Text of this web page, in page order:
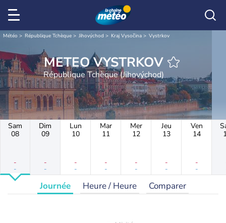
Météo République Tchèque Jihovýchod Kraj Vysočina Vystrkov
METEO VYSTRKOV
République Tchèque (Jihovýchod)
Sam
08
-
-
Dim
09
-
-
Lun
10
-
-
Mar
11
-
-
Mer
12
-
-
Jeu
13
-
-
Ven
14
-
-
Journée Heure / Heure Comparer